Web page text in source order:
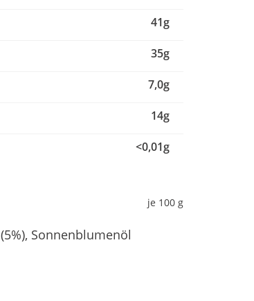
41g
35g
7,0g
14g
<0,01g
je 100 g
(5%), Sonnenblumenöl